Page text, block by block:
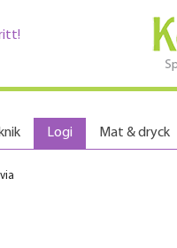
Logi Mat & dryck